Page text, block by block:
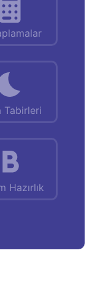
Tabirleri
Hazırlık